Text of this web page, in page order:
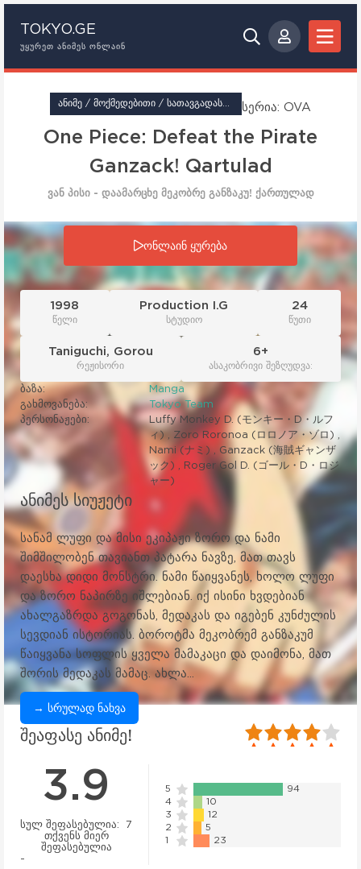
TOKYO.GE
ᲣᲧᲣᲠᲔᲗ ᲐᲜᲘᲛᲔᲡ ᲝᲜᲚᲐᲘᲜ
ᲐᲜᲘᲛᲔ / ᲛᲝᲥᲛᲔᲓᲔᲑᲘᲗᲘ / ᲡᲐᲗᲐᲕᲒᲐᲓᲐᲡᲐᲕᲚᲝ / ᲤᲐᲜᲢᲐᲡᲢᲘᲙᲐ სერია: OVA
One Piece: Defeat the Pirate
Ganzack! Qartulad
ვან პისი - დაამარცხე მეკობრე განზაკუ! ქართულად
ონლაინ ყურება
1998
წელი
Production I.G
სტუდიო
24
წუთი
Taniguchi, Gorou
რეჟისორი
6+
ასაკობრივი შეზღუდვა:
ბაზა:
Manga
გახმოვანება:
Tokyo Team
პერსონაჟები:
Luffy Monkey D. (モンキー・D・ルフ
ィ) , Zoro Roronoa (ロロノア・ゾロ) ,
Nami (ナミ) , Ganzack (海賊ギャンザ
ック) , Roger Gol D. (ゴール・D・ロジ
ャー)
ანიმეს სიუჟეტი
სანამ ლუფი და მისი ეკიპაჟი ზორო და ნამი
შიმშილობენ თავიანთ პატარა ნავზე, მათ თავს
დაესხა დიდი მონსტრი. ნამი წაიყვანეს, ხოლო ლუფი
და ზორო ნაპირზე იშლებიან. იქ ისინი ხვდებიან
ახალგაზრდა გოგონას, მედაკას და იგებენ კუნძულის
სევდიან ისტორიას. ბოროტმა მეკობრემ განზაკუმ
წაიყვანა სოფლის ყველა მამაკაცი და დაიმონა, მათ
შორის მედაკას მამაც. ახლა...
→ სრულად ნახვა
შეაფასე ანიმე!
80 5
3.9
სულ შეფასებულია:
7
თქვენს მიერ
შეფასებულია
-
5
94
4
10
3
12
2
5
1
23